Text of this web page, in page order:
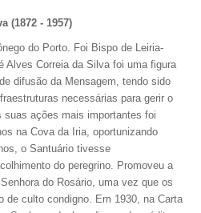
(1872 - 1957)
do Porto. Foi Bispo de Leiria-
Alves Correia da Silva foi uma figura
difusão da Mensagem, tendo sido
necessárias para gerir o
suas ações mais importantes foi
na Cova da Iria, oportunizando
o Santuário tivesse
do peregrino. Promoveu a
do Rosário, uma vez que os
de culto condigno. Em 1930, na Carta